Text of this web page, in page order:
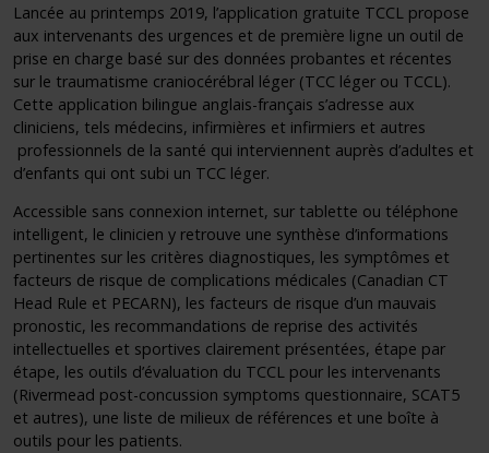
Lancée au printemps 2019, l’application gratuite TCCL propose
aux intervenants des urgences et de première ligne un outil de
prise en charge basé sur des données probantes et récentes
sur le traumatisme craniocérébral léger (TCC léger ou TCCL).
Cette application bilingue anglais-français s’adresse aux
cliniciens, tels médecins, infirmières et infirmiers et autres
professionnels de la santé qui interviennent auprès d’adultes et
d’enfants qui ont subi un TCC léger.
Accessible sans connexion internet, sur tablette ou téléphone
intelligent, le clinicien y retrouve une synthèse d’informations
pertinentes sur les critères diagnostiques, les symptômes et
facteurs de risque de complications médicales (Canadian CT
Head Rule et PECARN), les facteurs de risque d’un mauvais
pronostic, les recommandations de reprise des activités
intellectuelles et sportives clairement présentées, étape par
étape, les outils d’évaluation du TCCL pour les intervenants
(Rivermead post-concussion symptoms questionnaire, SCAT5
et autres), une liste de milieux de références et une boîte à
outils pour les patients.